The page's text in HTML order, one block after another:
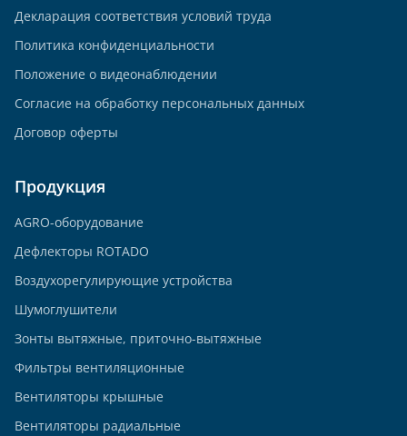
Продукция
AGRO-оборудование
Дефлекторы ROTADO
Воздухорегулирующие устройства
Шумоглушители
Зонты вытяжные, приточно-вытяжные
Фильтры вентиляционные
Вентиляторы крышные
Вентиляторы радиальные
Декларация соответствия условий труда
Политика конфиденциальности
Положение о видеонаблюдении
Согласие на обработку персональных данных
Договор оферты